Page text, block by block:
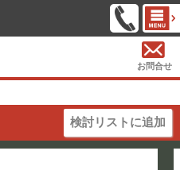
お問合せ
検討リストに追加